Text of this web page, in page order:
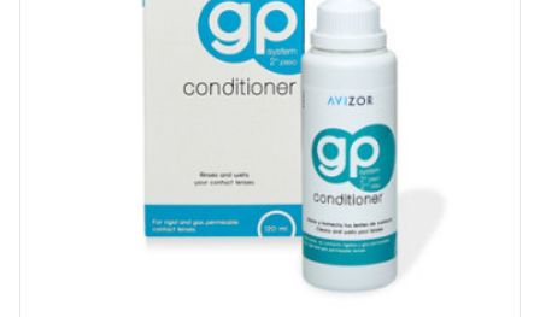
Spray désinfectant lunettes
Désinfection UV/UVC (LED,